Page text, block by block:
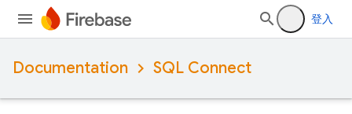
登入
Documentation SQL Connect